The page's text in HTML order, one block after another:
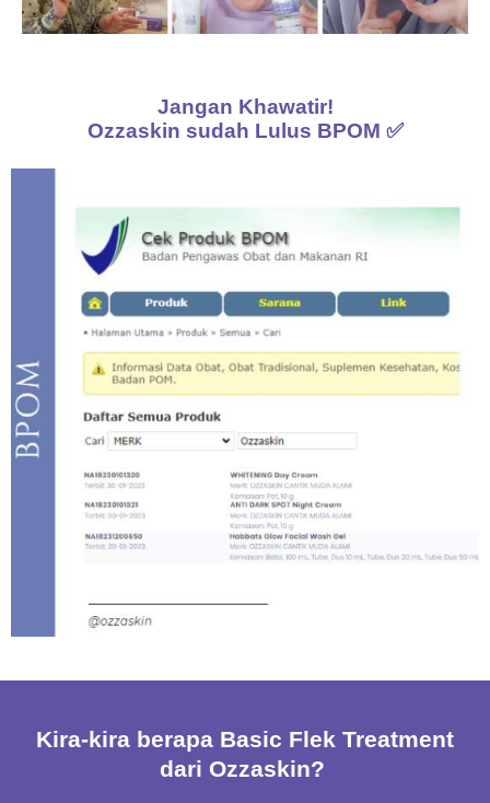
Jangan Khawatir!
Ozzaskin sudah Lulus BPOM ✅
Kira-kira berapa Basic Flek Treatment
dari Ozzaskin?